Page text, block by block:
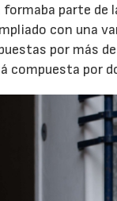
formaba parte de
con una
por más
compuesta por